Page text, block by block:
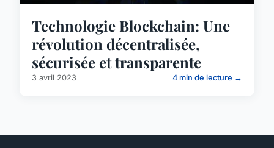
Technologie Blockchain: Une
révolution décentralisée,
sécurisée et transparente
3 avril 2023 4 min de lecture →